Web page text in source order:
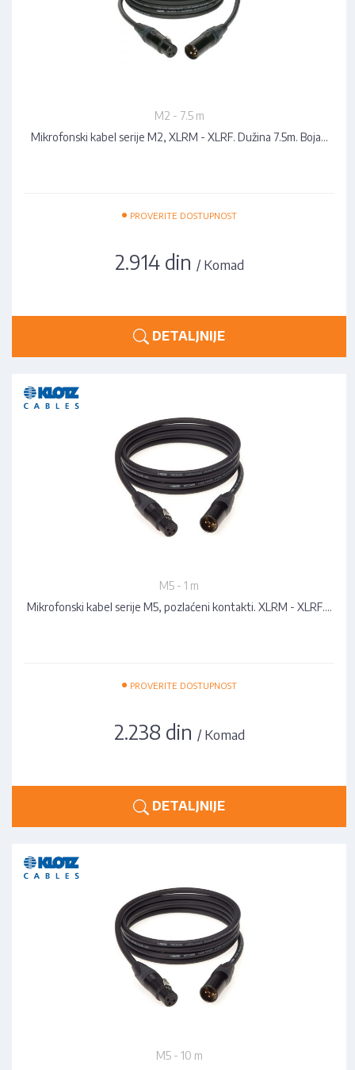
M2 - 7.5 m
Mikrofonski kabel serije M2, XLRM - XLRF. Dužina 7.5m. Boja…
• PROVERITE DOSTUPNOST
2.914 din / Komad
DETALJNIJE
M5 - 1 m
Mikrofonski kabel serije M5, pozlaćeni kontakti. XLRM - XLRF.…
• PROVERITE DOSTUPNOST
2.238 din / Komad
DETALJNIJE
M5 - 10 m